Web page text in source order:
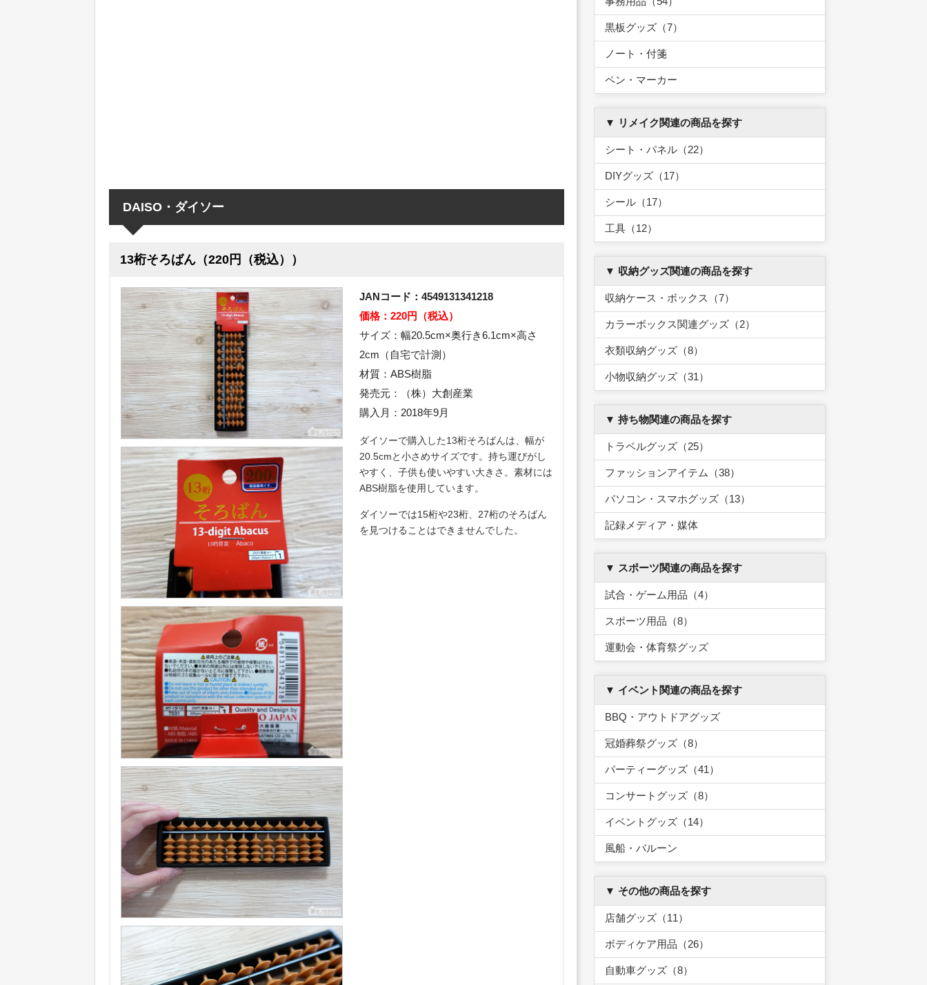
DAISO・ダイソー
13桁そろばん（220円（税込））
JANコード：4549131341218
価格：220円（税込）
サイズ：幅20.5cm×奥行き6.1cm×高さ
2cm（自宅で計測）
材質：ABS樹脂
発売元：（株）大創産業
購入月：2018年9月
ダイソーで購入した13桁そろばんは、幅が
20.5cmと小さめサイズです。持ち運びがし
やすく、子供も使いやすい大きさ。素材には
ABS樹脂を使用しています。
ダイソーでは15桁や23桁、27桁のそろばん
を見つけることはできませんでした。
黒板グッズ（7）
ノート・付箋
ペン・マーカー
▼ リメイク関連の商品を探す
シート・パネル（22）
DIYグッズ（17）
シール（17）
工具（12）
▼ 収納グッズ関連の商品を探す
収納ケース・ボックス（7）
カラーボックス関連グッズ（2）
衣類収納グッズ（8）
小物収納グッズ（31）
▼ 持ち物関連の商品を探す
トラベルグッズ（25）
ファッションアイテム（38）
パソコン・スマホグッズ（13）
記録メディア・媒体
▼ スポーツ関連の商品を探す
試合・ゲーム用品（4）
スポーツ用品（8）
運動会・体育祭グッズ
▼ イベント関連の商品を探す
BBQ・アウトドアグッズ
冠婚葬祭グッズ（8）
パーティーグッズ（41）
コンサートグッズ（8）
イベントグッズ（14）
風船・バルーン
▼ その他の商品を探す
店舗グッズ（11）
ボディケア用品（26）
自動車グッズ（8）